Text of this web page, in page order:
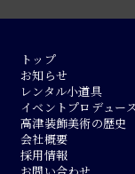
トップ
お知らせ
レンタル小道具
イベントプロデュー
高津装飾美術の歴史
会社概要
採用情報